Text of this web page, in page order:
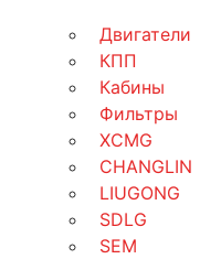
Двигатели
КПП
Кабины
Фильтры
XCMG
CHANGLIN
LIUGONG
SDLG
SEM